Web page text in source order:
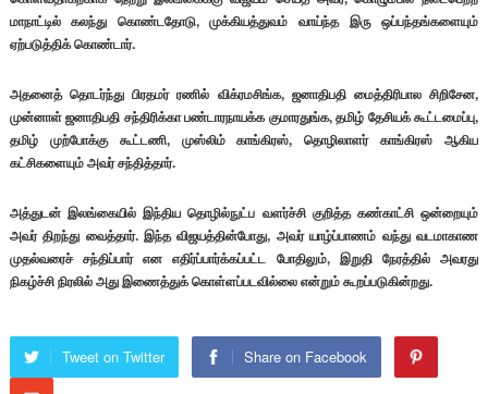
மாநாட்டில் கலந்து கொண்டதோடு, முக்கியத்துவம் வாய்ந்த இரு ஒப்பந்தங்களையும்
ஏற்படுத்திக் கொண்டார்.
அதனைத் தொடர்ந்து பிரதமர் ரணில் விக்ரமசிங்க, ஜனாதிபதி மைத்திரிபால சிறிசேன,
முன்னாள் ஜனாதிபதி சந்திரிக்கா பண்டாரநாயக்க குமாரதுங்க, தமிழ் தேசியக் கூட்டமைப்பு,
தமிழ் முற்போக்கு கூட்டணி, முஸ்லிம் காங்கிரஸ், தொழிலாளர் காங்கிரஸ் ஆகிய
கட்சிகளையும் அவர் சந்தித்தார்.
அத்துடன் இலங்கையில் இந்திய தொழில்நுட்ப வளர்ச்சி குறித்த கண்காட்சி ஒன்றையும்
அவர் திறந்து வைத்தார். இந்த விஜயத்தின்போது, அவர் யாழ்ப்பாணம் வந்து வடமாகாண
முதல்வரைச் சந்திப்பார் என எதிர்ப்பார்க்கப்பட்ட போதிலும், இறுதி நேரத்தில் அவரது
நிகழ்ச்சி நிரலில் அது இணைத்துக் கொள்ளப்படவில்லை என்றும் கூறப்படுகின்றது.
Tweet on Twitter Share on Facebook